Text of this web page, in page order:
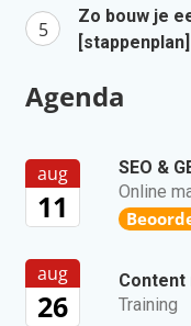
Zo bouw je
[stappenplan]
Agenda
aug
11
SEO &
Online
aug
26
Content
Training